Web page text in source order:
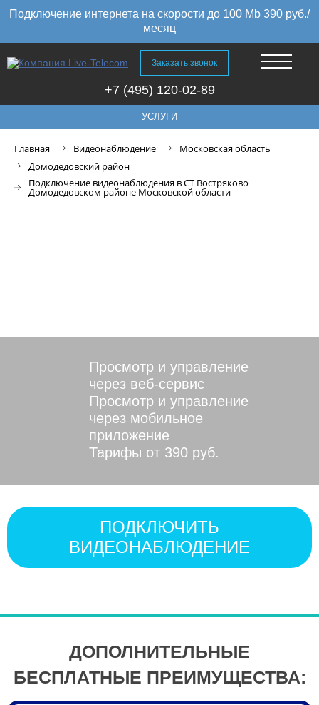
Подключение интернета на скорости до 100 Mb 390 руб./
месяц
Заказать звонок
+7 (495) 120-02-89
УСЛУГИ
Главная Видеонаблюдение
Московская область
Домодедовский район
Подключение видеонаблюдения в СТ Востряково
Домодедовском районе Московской области
Просмотр и управление
через веб-сервис
Просмотр и управление
через мобильное
приложение
Тарифы от 390 руб.
ПОДКЛЮЧИТЬ
ВИДЕОНАБЛЮДЕНИЕ
ДОПОЛНИТЕЛЬНЫЕ
БЕСПЛАТНЫЕ ПРЕИМУЩЕСТВА: